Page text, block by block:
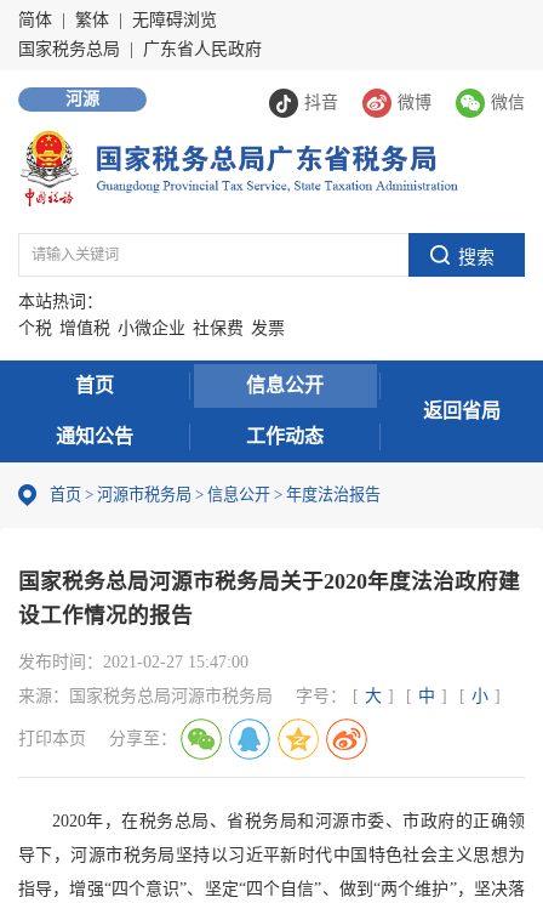
简体 繁体
无障碍浏览
国家税务总局
广东省人民政府
抖音 微博 微信
河源
本站热词：
个税 增值税 小微企业 社保费 发票
首页 信息公开
通知公告 工作动态
返回省局
首页 > 河源市税务局 > 信息公开 > 年度法治报告
国家税务总局河源市税务局关于2020年度法治政府建
设工作情况的报告
发布时间： 2021-02-27 15:47:00
来源：
国家税务总局河源市税务局 字号： [ 大 ] [ 中 ] [ 小 ]
打印本页 分享至：
2020年，在税务总局、省税务局和河源市委、市政府的正确领
导下，河源市税务局坚持以习近平新时代中国特色社会主义思想为
指导，增强“四个意识”、坚定“四个自信”、做到“两个维护”，坚决落